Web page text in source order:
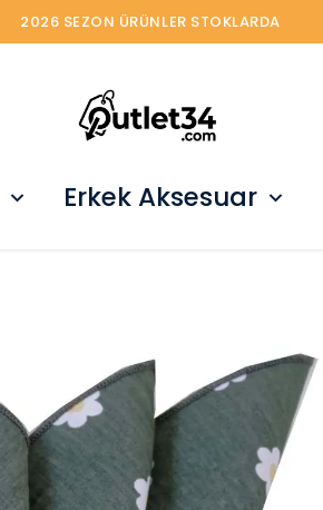
2026 SEZON ÜRÜNLER STOKLARDA
Erkek Aksesuar